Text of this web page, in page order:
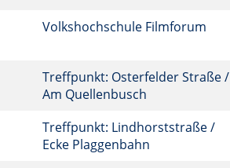
Volkshochschule Filmforum
Treffpunkt: Osterfelder Straße /
Am Quellenbusch
Treffpunkt: Lindhorststraße /
Ecke Plaggenbahn